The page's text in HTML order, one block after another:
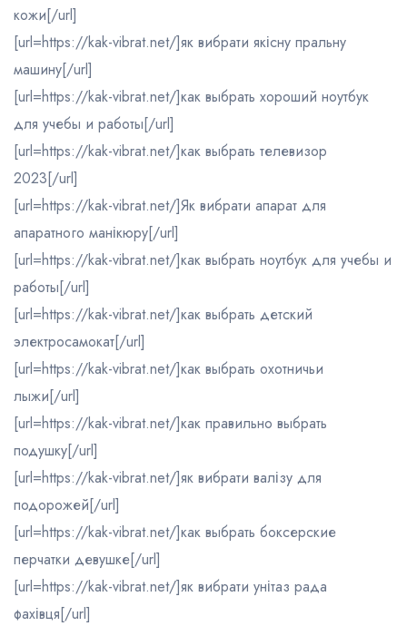
кожи[/url]
[url=https://kak-vibrat.net/]як вибрати якісну пральну
машину[/url]
[url=https://kak-vibrat.net/]как выбрать хороший ноутбук
для учебы и работы[/url]
[url=https://kak-vibrat.net/]как выбрать телевизор
2023[/url]
[url=https://kak-vibrat.net/]Як вибрати апарат для
апаратного манікюру[/url]
[url=https://kak-vibrat.net/]как выбрать ноутбук для учебы и
работы[/url]
[url=https://kak-vibrat.net/]как выбрать детский
электросамокат[/url]
[url=https://kak-vibrat.net/]как выбрать охотничьи
лыжи[/url]
[url=https://kak-vibrat.net/]как правильно выбрать
подушку[/url]
[url=https://kak-vibrat.net/]як вибрати валізу для
подорожей[/url]
[url=https://kak-vibrat.net/]как выбрать боксерские
перчатки девушке[/url]
[url=https://kak-vibrat.net/]як вибрати унітаз рада
фахівця[/url]